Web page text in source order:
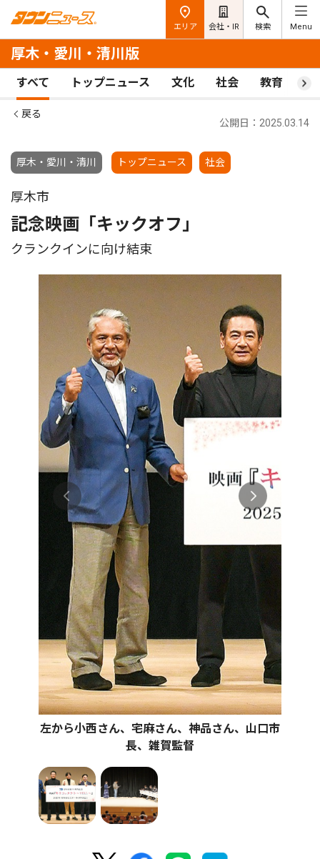
エリア 会社・IR 検索 Menu
厚木・愛川・清川版
すべて トップニュース 文化 社会 教育 ス
戻る
厚木・愛川・清川 トップニュース 社会
公開日：2025.03.14
厚木市
記念映画「キックオフ｣
クランクインに向け結束
左から小西さん、宅麻さん、神品さん、山口市
長、雑賀監督